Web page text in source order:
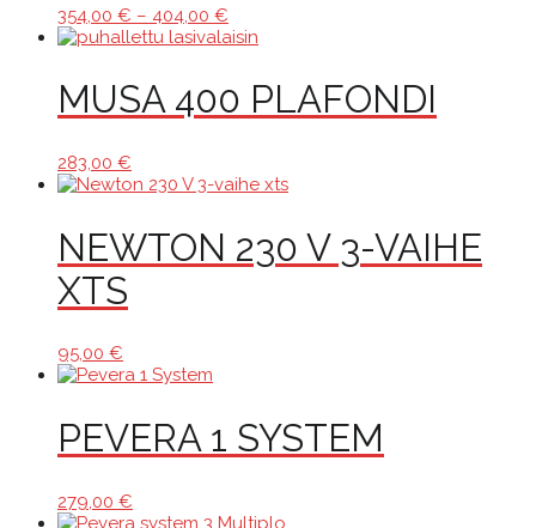
354,00 € – 404,00 €
354,00 €
MUSA 400 PLAFONDI
283,00 €
NEWTON 230 V 3-VAIHE
XTS
95,00 €
PEVERA 1 SYSTEM
279,00 €